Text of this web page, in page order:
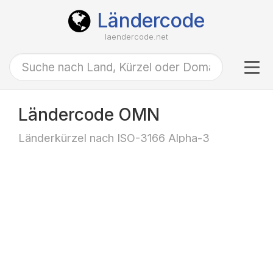
Ländercode
laendercode.net
Ländercode OMN
Länderkürzel nach ISO-3166 Alpha-3